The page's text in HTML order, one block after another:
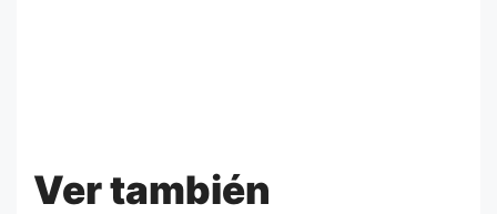
Ver también